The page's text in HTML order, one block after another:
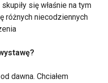
się właśnie na tym
różnych niecodziennych
dawna. Chciałem